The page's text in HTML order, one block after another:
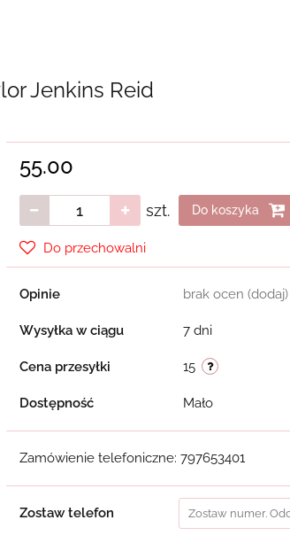
Jenkins Reid
55.00
szt. Do koszyka
Do przechowalni
Opinie brak ocen (dodaj)
Wysyłka w ciągu 7 dni
Cena przesyłki 15
Dostępność Mało
Zamówienie telefoniczne: 797653401
Zostaw telefon